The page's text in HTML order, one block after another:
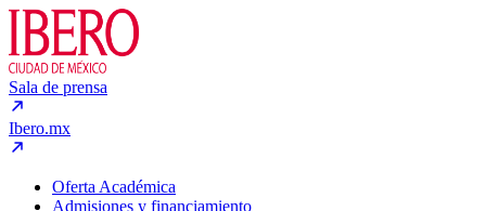
Sala de prensa
Ibero.mx
Oferta Académica
Admisiones y financiamiento